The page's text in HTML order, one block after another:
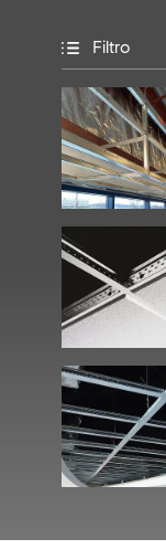
Filtro